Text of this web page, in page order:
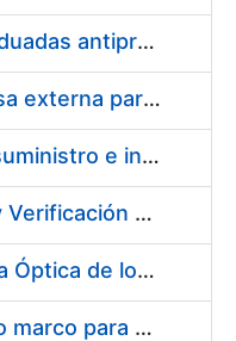
Suministro de gafas graduadas antiproyecciones para los trabajadores de la FNMT-RCM en los centros de trabajo de Madrid y Burgos
Servicios de una empresa externa para el asesoramiento y resolución de los recursos de alzada que se presentan relacionados con procesos de selección para la FNMT-RCM
Acuerdo marco para el suministro e instalación de persianas, estores y otros complementos
Servicio de Calibración y Verificación Externa de los Equipos de Medición del Servicio de Prevención de la FNMT-RCM
Conexión mediante Fibra Óptica de los Centros de Proceso de Datos (CPDs) de las sedes de la FNMT-RCM de Burgos y Madrid
Contratación de acuerdo marco para el Suministro de Material de Electricidad para la Fábrica Nacional de Moneda y Timbre-Real Casa de la Moneda en su centro de trabajo de Burgos